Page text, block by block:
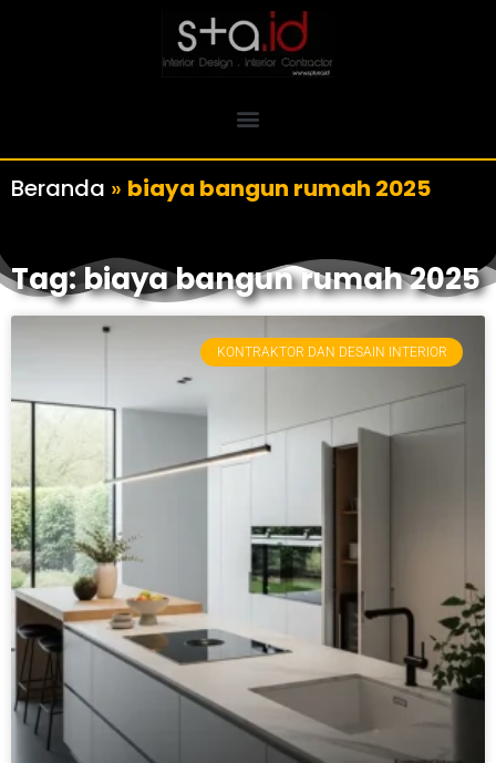
Beranda » biaya bangun rumah 2025
Tag: biaya bangun rumah 2025
KONTRAKTOR DAN DESAIN INTERIOR